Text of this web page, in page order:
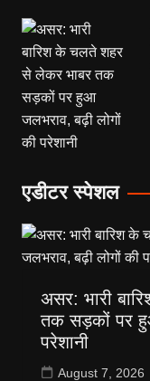
एडीटर स्पेशल
असर: भारी
तक सड़कों पर
परेशानी
August 7, 2026